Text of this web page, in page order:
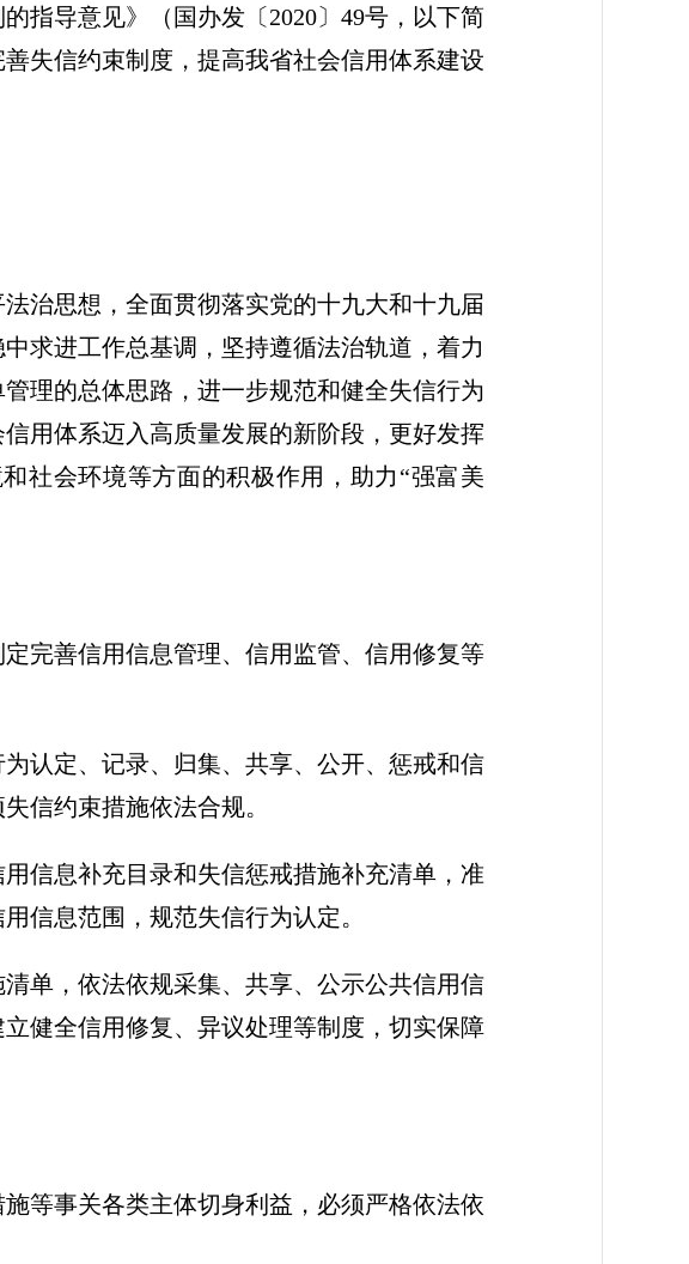
指导意见》（国办发〔2020〕49号，以下简
失信约束制度，提高我省社会信用体系建设
治思想，全面贯彻落实党的十九大和十九届
求进工作总基调，坚持遵循法治轨道，着力
理的总体思路，进一步规范和健全失信行为
用体系迈入高质量发展的新阶段，更好发挥
社会环境等方面的积极作用，助力“强富美
完善信用信息管理、信用监管、信用修复等
认定、记录、归集、共享、公开、惩戒和信
信约束措施依法合规。
信息补充目录和失信惩戒措施补充清单，准
信息范围，规范失信行为认定。
单，依法依规采集、共享、公示公共信用信
健全信用修复、异议处理等制度，切实保障
等事关各类主体切身利益，必须严格依法依